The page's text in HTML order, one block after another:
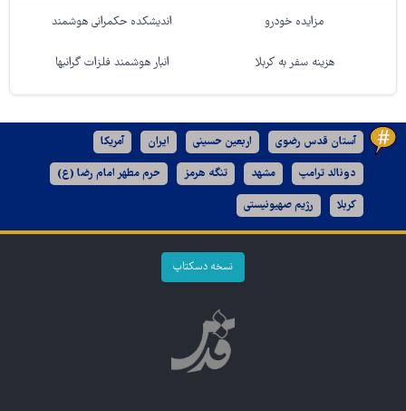
مزایده خودرو اندیشکده حکمرانی هوشمند
هزینه سفر به کربلا انبار هوشمند فلزات گرانبها
آستان قدس رضوی اربعین حسینی ایران آمریکا
دونالد ترامپ مشهد تنگه هرمز حرم مطهر امام رضا (ع)
کربلا رژیم صهیونیستی
نسخه دسکتاپ